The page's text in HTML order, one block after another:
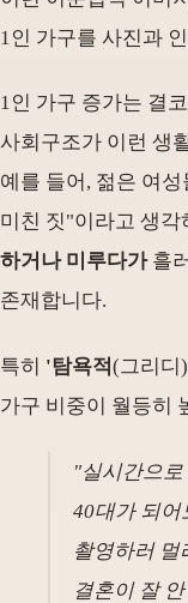
1인 가구를 사진과
1인 가구 증가는 결
사회구조가 이런 생
예를 들어, 젊은 여성
미친 짓"이라고 생각
하거나 미루다가흘
존재합니다.
특히 '탐욕적(그리디
가구 비중이 월등히
"실시간으
40대가 되어
촬영하러 멀
결혼이 잘